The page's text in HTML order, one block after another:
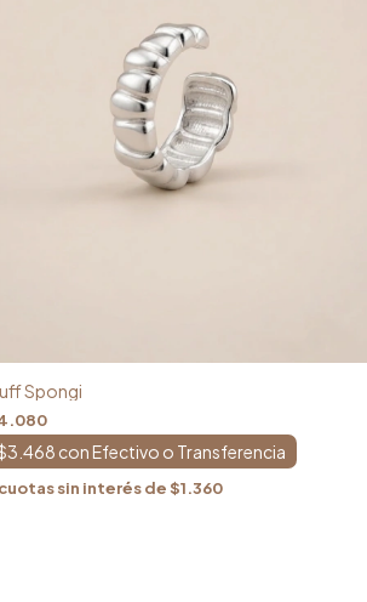
Spongi
con
cuotas sin interés de$1.360